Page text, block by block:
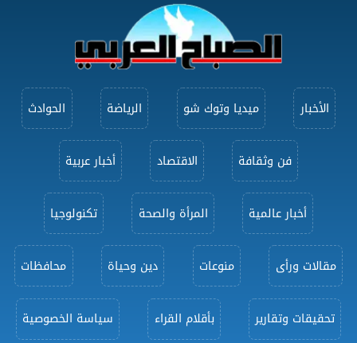
الأخبار ميديا وتوك شو الرياضة الحوادث
فن وثقافة الاقتصاد أخبار عربية
أخبار عالمية المرأة والصحة تكنولوجيا
مقالات ورأى منوعات دين وحياة محافظات
تحقيقات وتقارير بأقلام القراء سياسة الخصوصية